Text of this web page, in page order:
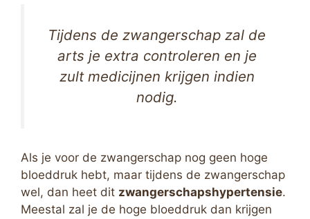
Tijdens de zwangerschap zal de
arts je extra controleren en je
zult medicijnen krijgen indien
nodig.
Als je voor de zwangerschap nog geen hoge
bloeddruk hebt, maar tijdens de zwangerschap
wel, dan heet dit zwangerschapshypertensie.
Meestal zal je de hoge bloeddruk dan krijgen